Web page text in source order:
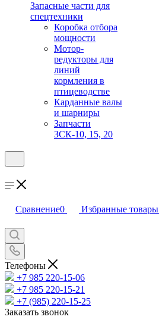
Запасные части для
спецтехники
Коробка отбора
мощности
Мотор-
редукторы для
линий
кормления в
птицеводстве
Карданные валы
и шарниры
Запчасти
ЗСК-10, 15, 20
Сравнение0 Избранные товары
Телефоны
+7 985 220-15-06
+7 985 220-15-21
+7 (985) 220-15-25
Заказать звонок